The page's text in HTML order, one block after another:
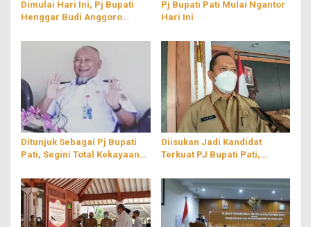
Dimulai Hari Ini, Pj Bupati
Henggar Budi Anggoro
Taekwondo 2022
Pj Bupati Pati Mulai Ngantor
Hari Ini
Ditunjuk Sebagai Pj Bupati
Pati, Segini Total Kekayaan
Diisukan Jadi Kandidat
Terkuat PJ Bupati Pati,
Tidak Siap